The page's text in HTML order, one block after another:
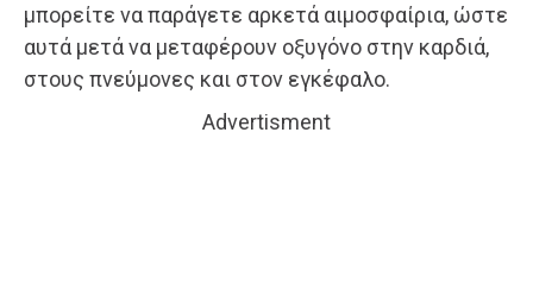
μπορείτε να παράγετε αρκετά αιμοσφαίρια, ώστε
αυτά μετά να μεταφέρουν οξυγόνο στην καρδιά,
στους πνεύμονες και στον εγκέφαλο.
Advertisment